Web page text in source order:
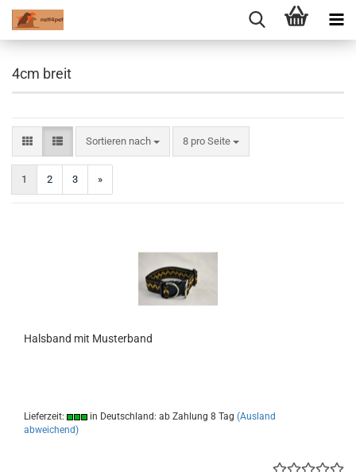
4cm breit
Sortieren nach
Sortieren nach 8 pro Seite
pro Seite
1 2 3 »
Halsband mit Musterband
Lieferzeit: in Deutschland: ab Zahlung 8 Tag (Ausland
abweichend)